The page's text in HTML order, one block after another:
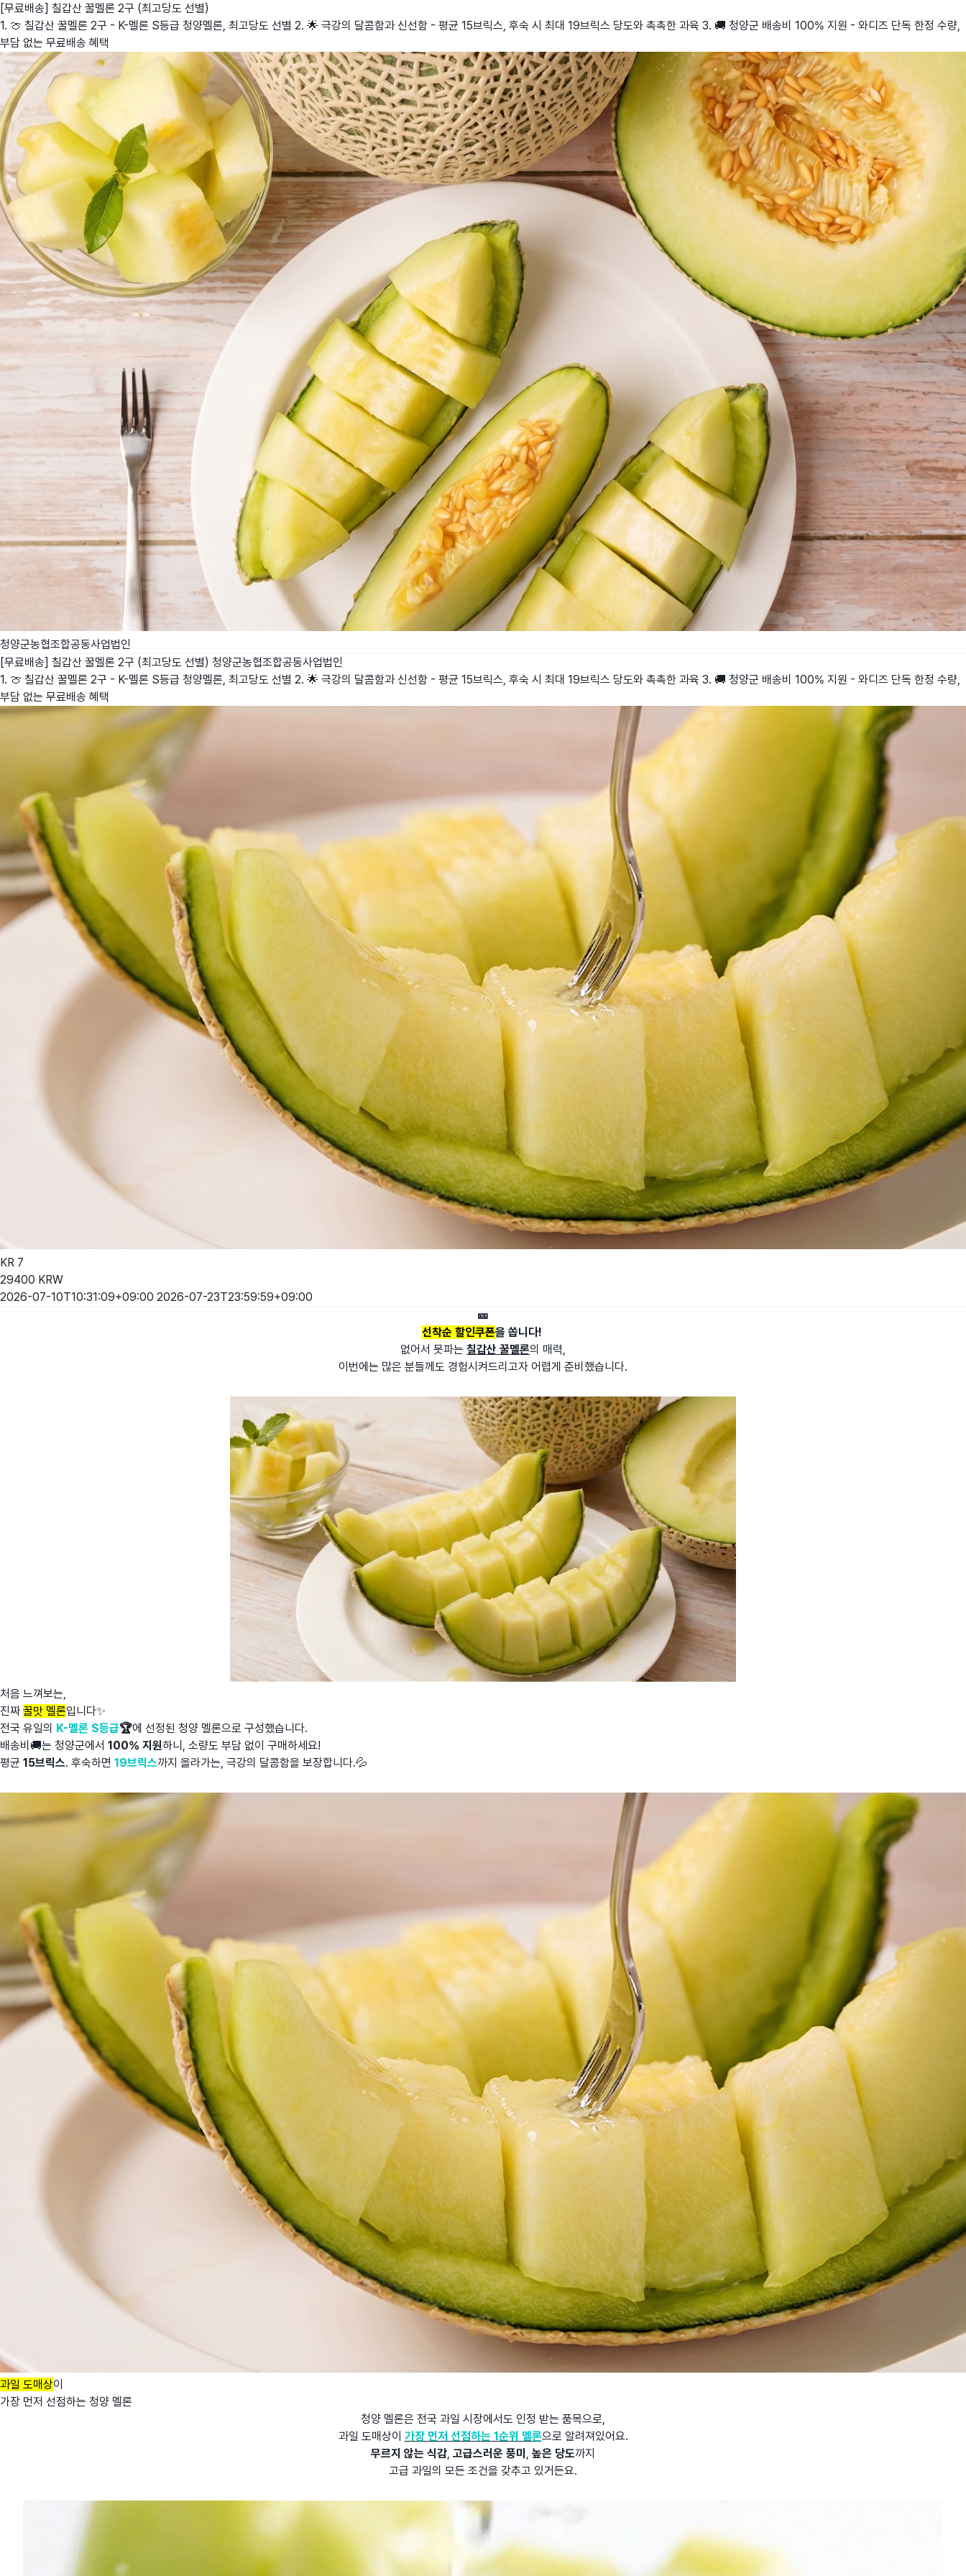
[무료배송] 칠갑산 꿀멜론 2구 (최고당도 선별)
1. 🍈 칠갑산 꿀멜론 2구 - K-멜론 S등급 청양멜론, 최고당도 선별 2. 🌟 극강의 달콤함과 신선함 - 평균 15브릭스, 후숙 시 최대 19브릭스 당도와 촉촉한 과육 3. 🚚 청양군 배송비 100% 지원 - 와디즈 단독 한정 수량,
부담 없는 무료배송 혜택
청양군농협조합공동사업법인
[무료배송] 칠갑산 꿀멜론 2구 (최고당도 선별) 청양군농협조합공동사업법인
1. 🍈 칠갑산 꿀멜론 2구 - K-멜론 S등급 청양멜론, 최고당도 선별 2. 🌟 극강의 달콤함과 신선함 - 평균 15브릭스, 후숙 시 최대 19브릭스 당도와 촉촉한 과육 3. 🚚 청양군 배송비 100% 지원 - 와디즈 단독 한정 수량,
부담 없는 무료배송 혜택
KR 7
29400 KRW
2026-07-10T10:31:09+09:00 2026-07-23T23:59:59+09:00
🎫
선착순 할인쿠폰을 쏩니다!
없어서 못파는 칠갑산 꿀멜론의 매력,
이번에는 많은 분들께도 경험시켜드리고자 어렵게 준비했습니다.
처음 느껴보는,
진짜 꿀맛 멜론입니다✨
전국 유일의
K-멜론 S등급🏆에 선정된 청양 멜론으로 구성했습니다.
배송비🚚는 청양군에서 100% 지원하니, 소량도 부담 없이 구매하세요!
평균 15브릭스. 후숙하면 19브릭스까지 올라가는, 극강의 달콤함을 보장합니다.💦
과일 도매상이
가장 먼저 선점하는 청양 멜론
청양 멜론은 전국 과일 시장에서도 인정 받는 품목으로,
과일 도매상이 가장 먼저 선점하는 1순위 멜론으로 알려져있어요.
무르지 않는 식감 고급스러운 풍미 높은 당도까지
고급 과일의 모든 조건을 갖추고 있거든요.